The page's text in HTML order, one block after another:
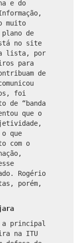
e do
muito
de
no site
lista, por
para
de
foi
de “banda
que o
que
com o
Rogério
porém,
a principal
na ITU